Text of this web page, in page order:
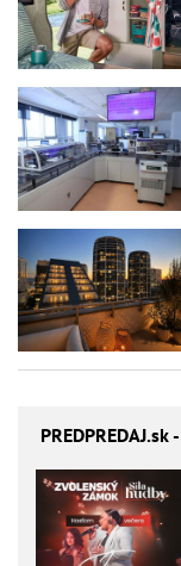
PREDPREDAJ.sk